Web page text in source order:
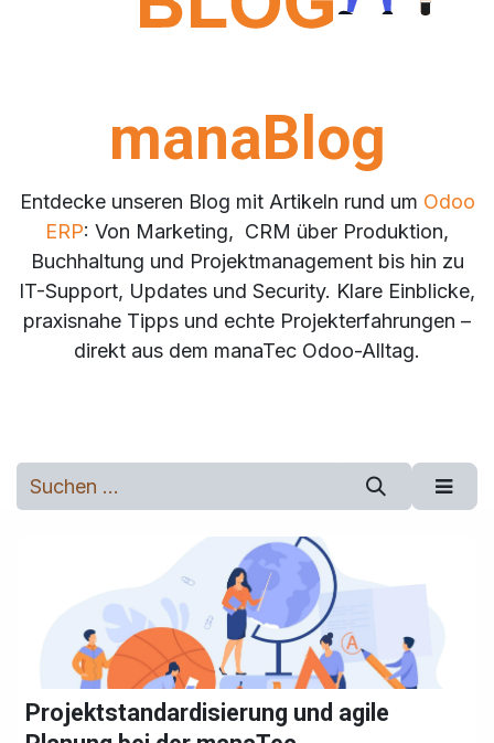
manaBlog
Entdecke unseren Blog mit Artikeln rund um Odoo
ERP: Von Marketing, CRM über Produktion,
Buchhaltung und Projektmanagement bis hin zu
IT-Support, Updates und Security. Klare Einblicke,
praxisnahe Tipps und echte Projekterfahrungen –
direkt aus dem manaTec Odoo-Alltag.
Projektstandardisierung und agile